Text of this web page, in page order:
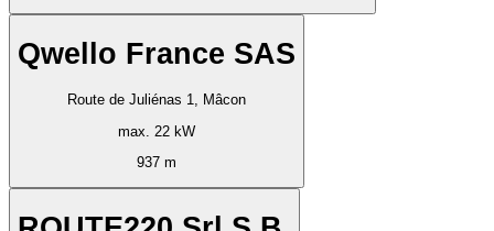
Qwello France SAS
Route de Juliénas 1, Mâcon
max. 22 kW
937 m